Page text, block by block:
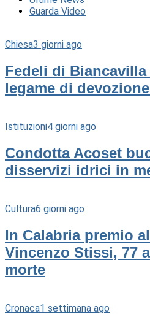
Guarda Video
Chiesa3 giorni ago
Fedeli di
legame di
Istituzioni4 giorni ago
Condotta Acoset
disservizi idrici in
Cultura6 giorni ago
In Calabria premio
Vincenzo Stissi, 77
morte
Cronaca1 settimana ago